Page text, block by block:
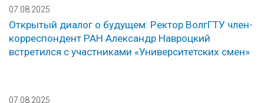
07.08.2025
Открытый диалог о будущем: Ректор ВолгГТУ член-
корреспондент РАН Александр Навроцкий
встретился с участниками «Университетских смен»
07.08.2025